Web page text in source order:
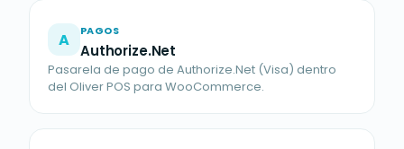
A PAGOS
Authorize.Net
Pasarela de pago de Authorize.Net (Visa) dentro
del Oliver POS para WooCommerce.